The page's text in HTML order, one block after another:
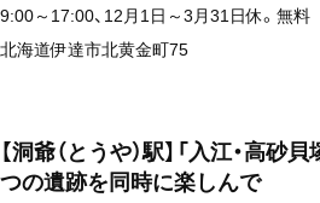
9:00～17:00、12月1日～3月31日休。無料
北海道伊達市北黄金町75
【洞爺（とうや）駅】「入江・高砂
つの遺跡を同時に楽しんで